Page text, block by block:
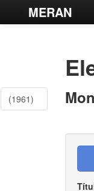
MERAN
(1961)